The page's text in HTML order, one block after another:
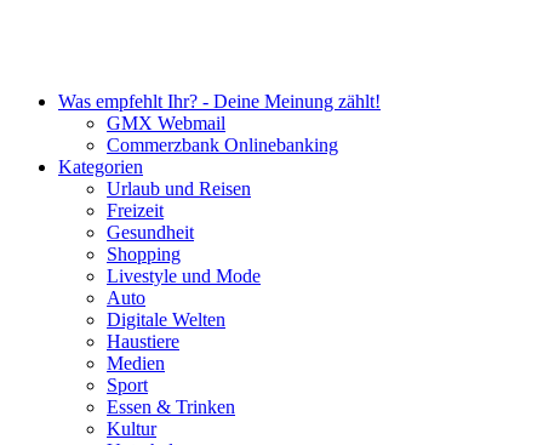
Was empfehlt Ihr? - Deine Meinung zählt!
GMX Webmail
Commerzbank Onlinebanking
Kategorien
Urlaub und Reisen
Freizeit
Gesundheit
Shopping
Livestyle und Mode
Auto
Digitale Welten
Haustiere
Medien
Sport
Essen & Trinken
Kultur